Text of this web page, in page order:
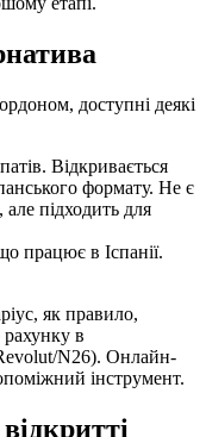
доступні деякі
Відкривається
формату. Не є
підходить для
працює в Іспанії.
як правило,
рахунку в
N26). Онлайн-
інструмент.